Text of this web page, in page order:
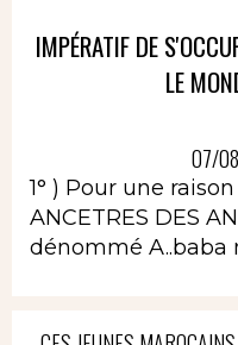
IMPÉRATIF DE
LE
07/
1° ) Pour une
ANCETRES DES
dénommé A..baba